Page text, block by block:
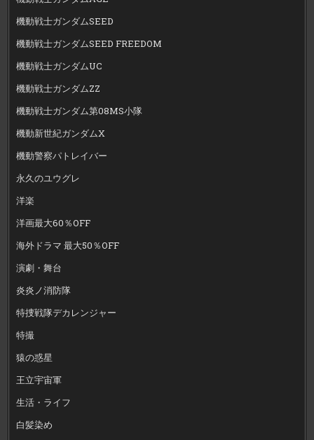
機動戦士ガンダムSEED
機動戦士ガンダムSEED FREEDOM
機動戦士ガンダムUC
機動戦士ガンダムZZ
機動戦士ガンダム第08MS小隊
機動新世紀ガンダムX
機動警察パトレイバー
永久のユウグレ
洋楽
洋画最大60％OFF
海外ドラマ 最大50％OFF
演劇・舞台
炎炎ノ消防隊
特捜戦隊デカレンジャー
特撮
猿の惑星
王立宇宙軍
生活・ライフ
白髪染め